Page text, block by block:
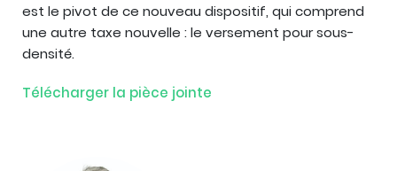
est le pivot de ce nouveau dispositif, qui comprend
une autre taxe nouvelle : le versement pour sous-
densité.
Télécharger la pièce jointe